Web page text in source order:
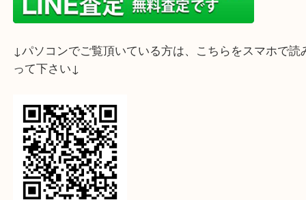
↓スマホでご覧頂いている方はこちらをタップ↓
↓パソコンでご覧頂いている方は、こちらをスマホ
って下さい↓